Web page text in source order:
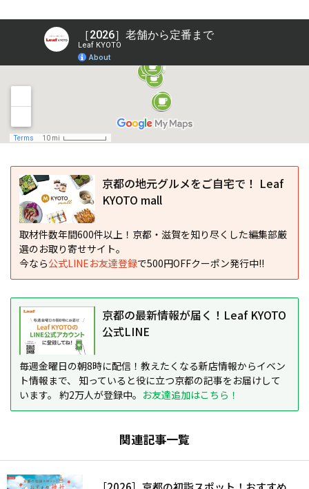
京都の地元グルメをご自宅で！ Leaf
KYOTO mall
取材件数年間600件以上！京都・滋賀を知り尽くした編集部厳
選のお取り寄せサイト。
今なら公式LINEお友達登録で500円OFFクーポン発行中!!
京都の最新情報が届く！Leaf KYOTO
公式LINE
毎週金曜日の朝8時に配信！教えたくなる新店情報からイベン
ト情報まで、 知っていると役に立つ京都の記事をお届けして
います。 約2万人が登録中。 お友達追加はこちら！
関連記事一覧